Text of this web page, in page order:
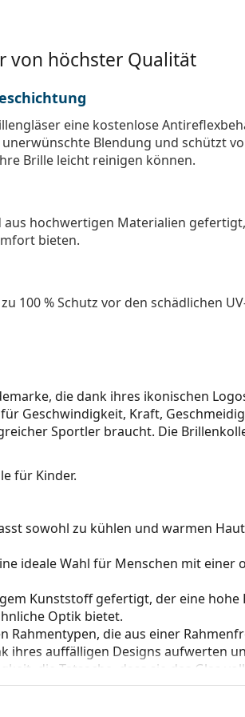
von höchster Qualität
eine kostenlose
Blendung und schützt
Brille leicht reinigen können.
aus hochwertigen Materialien
bieten.
100 % Schutz vor den schädlichen
die dank ihres ikonischen
Geschwindigkeit, Kraft,
Sportler braucht. Die
für Kinder.
sowohl zu kühlen und warmen
ideale Wahl für Menschen mit einer
Kunststoff gefertigt, der eine
Optik bietet.
Rahmentypen, die aus einer
ihres auffälligen Designs aufwerten
die Tatsache, dass sie das Glas
Dieser Rahmentyp ist für alle